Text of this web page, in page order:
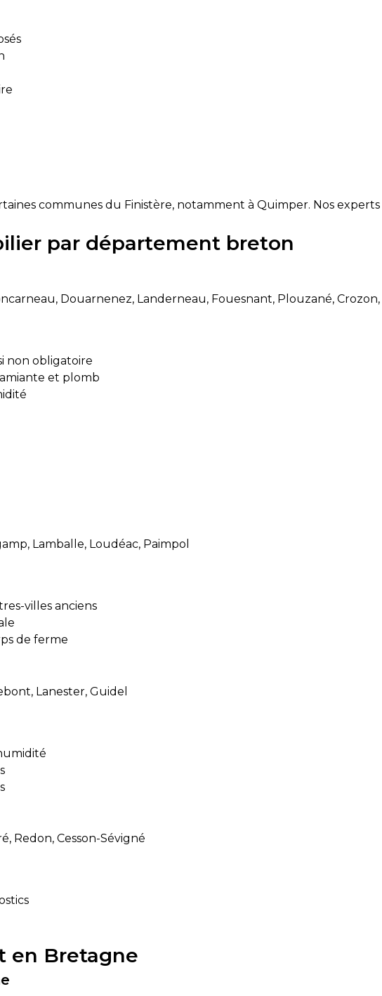
communes du Finistère, notamment à Quimper. Nos
par département breton
Douarnenez, Landerneau, Fouesnant, Plouzané,
non obligatoire
et plomb
Lamballe, Loudéac, Paimpol
villes anciens
de ferme
Lanester, Guidel
Redon, Cesson-Sévigné
en Bretagne